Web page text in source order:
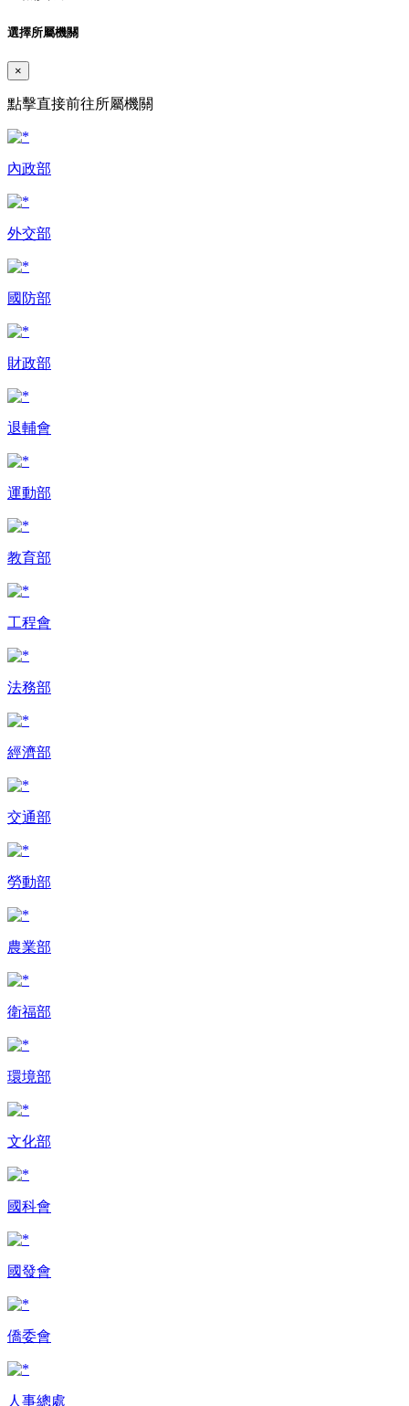
選擇所屬機關
×
點擊直接前往所屬機關
內政部
外交部
國防部
財政部
退輔會
運動部
教育部
工程會
法務部
經濟部
交通部
勞動部
農業部
衛福部
環境部
文化部
國科會
國發會
僑委會
人事總處